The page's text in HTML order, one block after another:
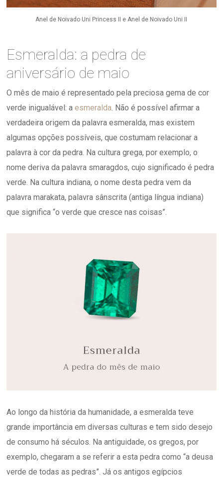
Anel de Noivado Uni Princess II e Anel de Noivado Uni II
Esmeralda: a pedra de
aniversário de maio
O mês de maio é representado pela preciosa gema de cor
verde inigualável: aesmeralda. Não é possível afirmar a
verdadeira origem da palavra esmeralda, mas existem
algumas opções possíveis, que costumam relacionar a
palavra à cor da pedra. Na cultura grega, por exemplo, o
nome deriva da palavra smaragdos, cujo significado é pedra
verde. Na cultura indiana, o nome desta pedra vem da
palavra marakata, palavra sânscrita (antiga língua indiana)
que significa “o verde que cresce nas coisas”.
Ao longo da história da humanidade, a esmeralda teve
grande importância em diversas culturas e tem sido desejo
de consumo há séculos. Na antiguidade, os gregos, por
exemplo, chegaram a se referir a esta pedra como “a deusa
verde de todas as pedras”. Já os antigos egípcios